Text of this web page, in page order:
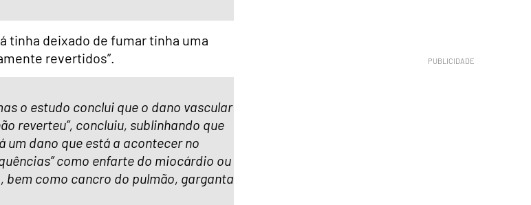
tinha deixado de fumar tinha uma
revertidos”.
o estudo conclui que o dano vascular
reverteu”, concluiu, sublinhando que
um dano que está a acontecer no
como enfarte do miocárdio ou
como cancro do pulmão, garganta